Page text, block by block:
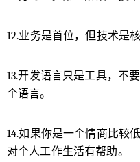
12.业务是首位，但技术是核
13.开发语言只是工具，不
个语言。
14.如果你是一个情商比较
对个人工作生活有帮助。
要职业生涯越走越好，
习职场之道，为人处
多可以补充的，但是
习，只要我学得够快